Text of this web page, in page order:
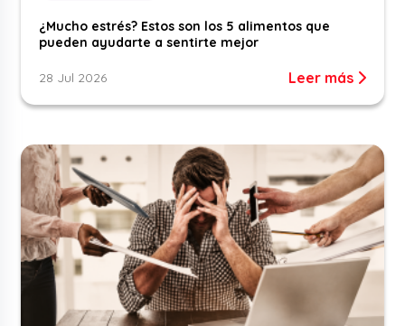
¿Mucho estrés? Estos son los 5 alimentos que
pueden ayudarte a sentirte mejor
28 Jul 2026 Leer más